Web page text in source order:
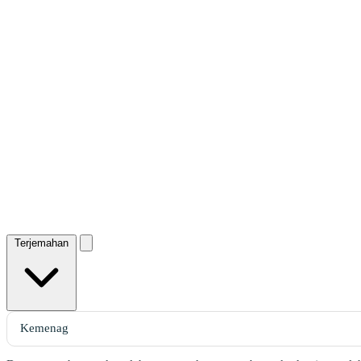
Terjemahan